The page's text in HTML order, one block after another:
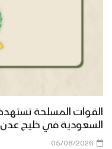
السعودية في خليج عدن
05/08/2026